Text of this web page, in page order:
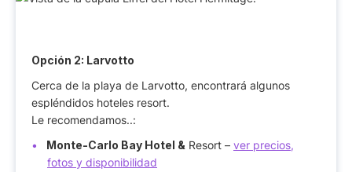
Opción 2: Larvotto
Cerca de la playa de Larvotto, encontrará algunos
espléndidos hoteles resort.
Le recomendamos..:
Monte-Carlo Bay Hotel & Resort – ver precios,
fotos y disponibilidad